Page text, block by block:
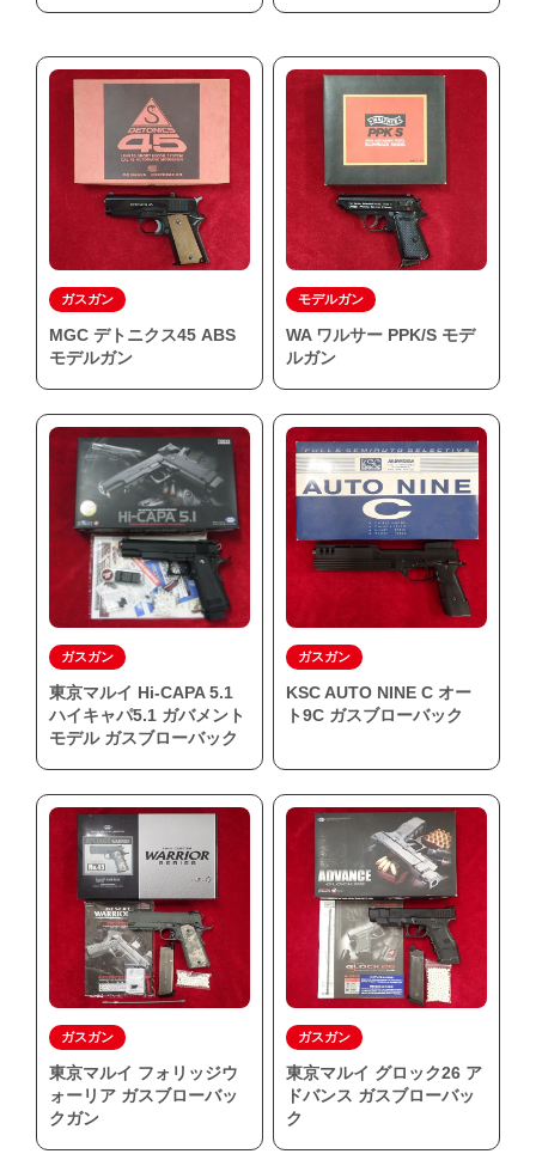
ガスガン
MGC デトニクス45 ABS
モデルガン
モデルガン
WA ワルサー PPK/S モデ
ルガン
ガスガン
東京マルイ Hi-CAPA 5.1
ハイキャパ5.1 ガバメント
モデル ガスブローバック
ガスガン
KSC AUTO NINE C オー
ト9C ガスブローバック
ガスガン
東京マルイ フォリッジウ
ォーリア ガスブローバッ
クガン
ガスガン
東京マルイ グロック26 ア
ドバンス ガスブローバッ
ク